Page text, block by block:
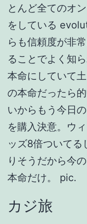
ッズ8倍ついて
りそうだから今
本命だけ。 pic.
カジ旅
オンラインカジ
通りバラバラな
るゲームを選ぶ
はオンラインカ
ます。. 適格な連
にて連続勝利し
し、次のラウン
ーム（またはテ